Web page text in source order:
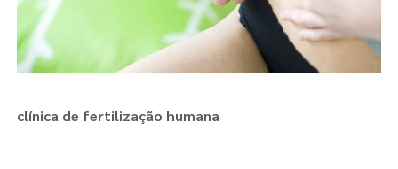
clínica de fertilização humana